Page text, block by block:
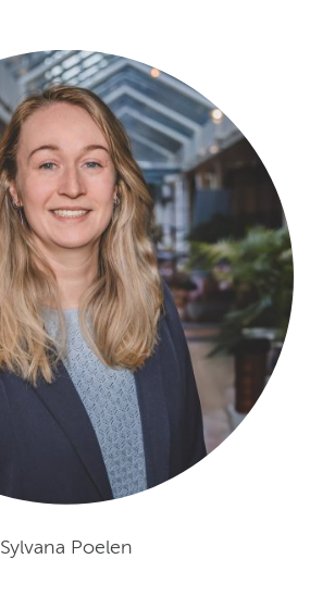
Sylvana Poelen